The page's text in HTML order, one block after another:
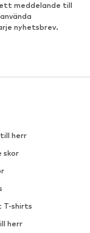
meddelande till
nyhetsbrev.
herr
skor
T-shirts
herr